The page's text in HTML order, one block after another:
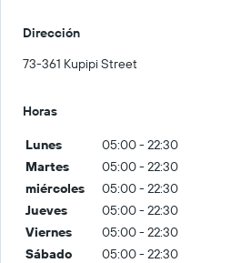
Dirección
73-361 Kupipi Street
Horas
Lunes
05:00 - 22:30
Martes
05:00 - 22:30
miércoles
05:00 - 22:30
Jueves
05:00 - 22:30
Viernes
05:00 - 22:30
Sábado
05:00 - 22:30